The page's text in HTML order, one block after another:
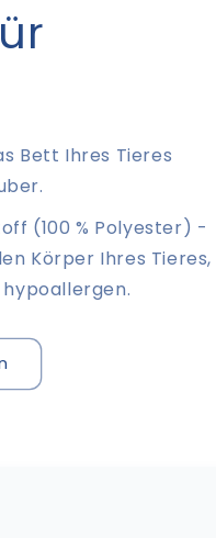
Bett Ihres Tieres
(100 % Polyester) -
Körper Ihres Tieres,